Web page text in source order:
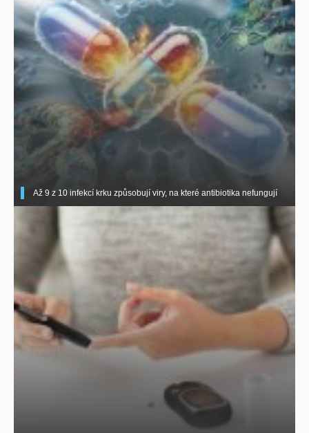
Až 9 z 10 infekcí krku způsobují viry, na které antibiotika nefungují